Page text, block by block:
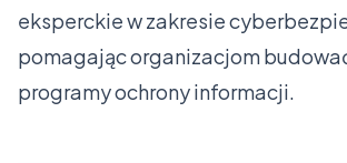
eksperckie w zakresie
pomagając organizacjom
programy ochrony informacji.